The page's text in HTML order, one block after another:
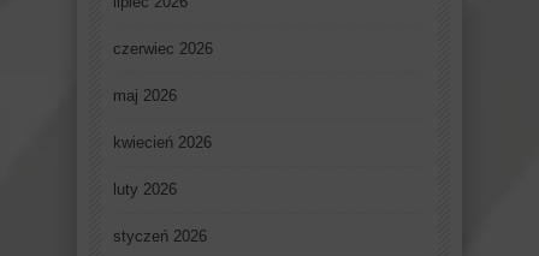
czerwiec 2026
maj 2026
kwiecień 2026
luty 2026
styczeń 2026